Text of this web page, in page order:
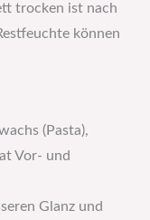
trocken ist nach
können
(Pasta),
Vor- und
Glanz und